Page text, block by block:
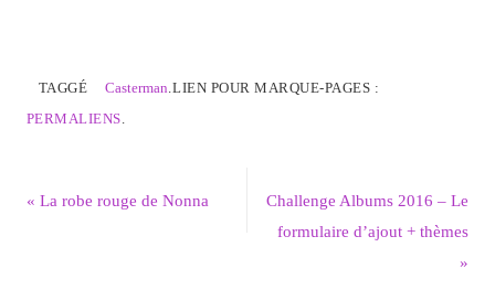
TAGGÉ Casterman.LIEN POUR MARQUE-PAGES :
PERMALIENS.
« La robe rouge de Nonna
Challenge Albums 2016 – Le
formulaire d’ajout + thèmes
»